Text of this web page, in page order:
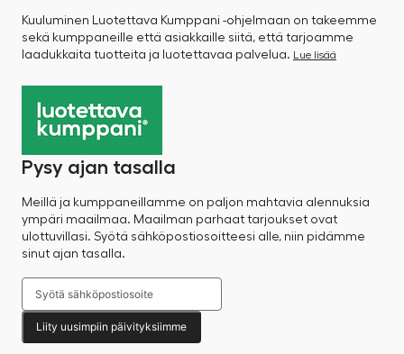
Kuuluminen Luotettava Kumppani -ohjelmaan on takeemme
sekä kumppaneille että asiakkaille siitä, että tarjoamme
laadukkaita tuotteita ja luotettavaa palvelua. Lue lisää
Pysy ajan tasalla
Meillä ja kumppaneillamme on paljon mahtavia alennuksia
ympäri maailmaa. Maailman parhaat tarjoukset ovat
ulottuvillasi. Syötä sähköpostiosoitteesi alle, niin pidämme
sinut ajan tasalla.
Liity uusimpiin päivityksiimme